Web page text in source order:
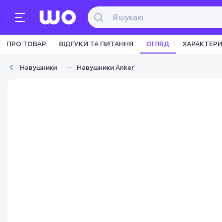
ПРО ТОВАР ВІДГУКИ ТА ПИТАННЯ ОГЛЯД
Навушники Навушники Anker